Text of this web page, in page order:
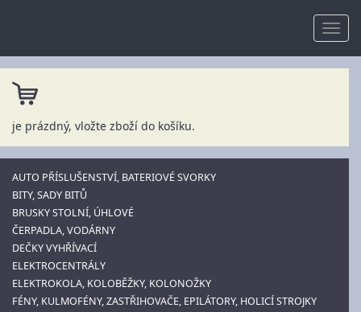
je prázdný, vložte zboží do košíku.
AUTO PŘÍSLUŠENSTVÍ, BATERIOVÉ SVORKY
BITY, SADY BITŮ
BRUSKY STOLNÍ, ÚHLOVÉ
ČERPADLA, VODÁRNY
DEČKY VYHŘÍVACÍ
ELEKTROCENTRÁLY
ELEKTROKOLA, KOLOBĚŽKY, KOLONOŽKY
FÉNY, KULMOFÉNY, ZASTŘIHOVAČE, EPILÁTORY, HOLICÍ STROJKY